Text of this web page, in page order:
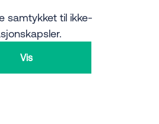
samtykket til ikke-
Vis